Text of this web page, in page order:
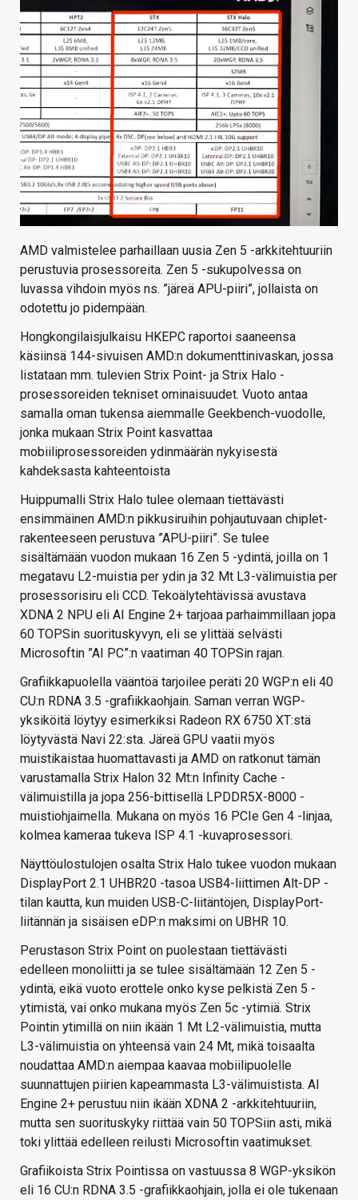
HAKU
AMD valmistelee parhaillaan uusia Zen 5 -arkkitehtuuriin
perustuvia prosessoreita. Zen 5 -sukupolvessa on
luvassa vihdoin myös ns. ”järeä APU-piiri”, jollaista on
odotettu jo pidempään.
Hongkongilaisjulkaisu HKEPC raportoi saaneensa
käsiinsä 144-sivuisen AMD:n dokumenttinivaskan, jossa
listataan mm. tulevien Strix Point- ja Strix Halo -
prosessoreiden tekniset ominaisuudet. Vuoto antaa
samalla oman tukensa aiemmalle Geekbench-vuodolle,
jonka mukaan Strix Point kasvattaa
mobiiliprosessoreiden ydinmäärän nykyisestä
kahdeksasta kahteentoista
Huippumalli Strix Halo tulee olemaan tiettävästi
ensimmäinen AMD:n pikkusiruihin pohjautuvaan chiplet-
rakenteeseen perustuva ”APU-piiri”. Se tulee
sisältämään vuodon mukaan 16 Zen 5 -ydintä, joilla on 1
megatavu L2-muistia per ydin ja 32 Mt L3-välimuistia per
prosessorisiru eli CCD. Tekoälytehtävissä avustava
XDNA 2 NPU eli AI Engine 2+ tarjoaa parhaimmillaan jopa
60 TOPSin suorituskyvyn, eli se ylittää selvästi
Microsoftin ”AI PC”:n vaatiman 40 TOPSin rajan.
Grafiikkapuolella vääntöä tarjoilee peräti 20 WGP:n eli 40
CU:n RDNA 3.5 -grafiikkaohjain. Saman verran WGP-
yksiköitä löytyy esimerkiksi Radeon RX 6750 XT:stä
löytyvästä Navi 22:sta. Järeä GPU vaatii myös
muistikaistaa huomattavasti ja AMD on ratkonut tämän
varustamalla Strix Halon 32 Mt:n Infinity Cache -
välimuistilla ja jopa 256-bittisellä LPDDR5X-8000 -
muistiohjaimella. Mukana on myös 16 PCIe Gen 4 -linjaa,
kolmea kameraa tukeva ISP 4.1 -kuvaprosessori.
Näyttöulostulojen osalta Strix Halo tukee vuodon mukaan
DisplayPort 2.1 UHBR20 -tasoa USB4-liittimen Alt-DP -
tilan kautta, kun muiden USB-C-liitäntöjen, DisplayPort-
liitännän ja sisäisen eDP:n maksimi on UBHR 10.
Perustason Strix Point on puolestaan tiettävästi
edelleen monoliitti ja se tulee sisältämään 12 Zen 5 -
ydintä, eikä vuoto erottele onko kyse pelkistä Zen 5 -
ytimistä, vai onko mukana myös Zen 5c -ytimiä. Strix
Pointin ytimillä on niin ikään 1 Mt L2-välimuistia, mutta
L3-välimuistia on yhteensä vain 24 Mt, mikä toisaalta
noudattaa AMD:n aiempaa kaavaa mobiilipuolelle
suunnattujen piirien kapeammasta L3-välimuistista. AI
Engine 2+ perustuu niin ikään XDNA 2 -arkkitehtuuriin,
mutta sen suorituskyky riittää vain 50 TOPSiin asti, mikä
toki ylittää edelleen reilusti Microsoftin vaatimukset.
Grafiikoista Strix Pointissa on vastuussa 8 WGP-yksikön
eli 16 CU:n RDNA 3.5 -grafiikkaohjain, jolla ei ole tukenaan